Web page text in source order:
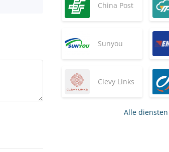
China Post
Sunyou
Clevy Links
Alle diensten